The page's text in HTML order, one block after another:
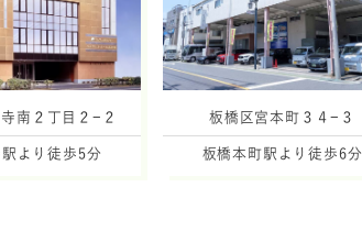
南２丁目２−２
より徒歩5分
板橋区宮本町３４−３
板橋本町駅より徒歩6分